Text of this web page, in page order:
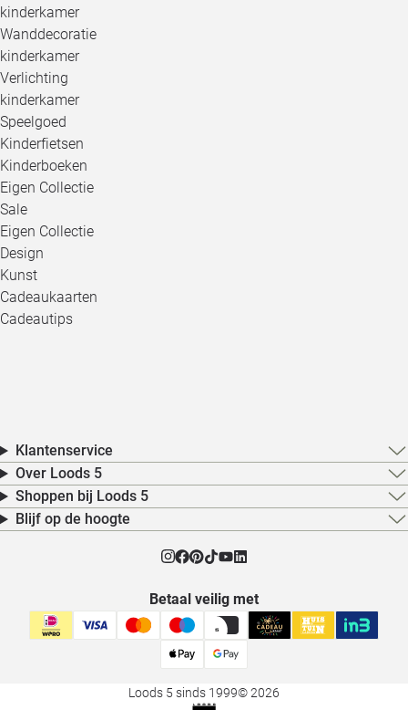
kinderkamer
Wanddecoratie
kinderkamer
Verlichting
kinderkamer
Speelgoed
Kinderfietsen
Kinderboeken
Eigen Collectie
Sale
Eigen Collectie
Design
Kunst
Cadeaukaarten
Cadeautips
Klantenservice
Over Loods 5
Shoppen bij Loods 5
Blijf op de hoogte
Betaal veilig met
Loods 5 sinds 1999© 2026